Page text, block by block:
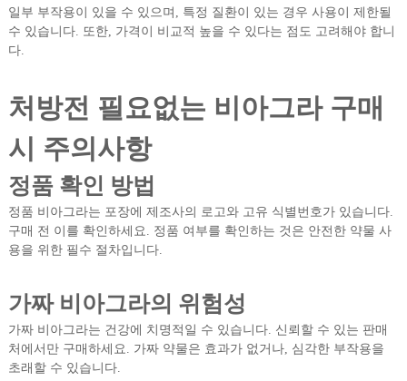
일부 부작용이 있을 수 있으며, 특정 질환이 있는 경우 사용이 제한될
수 있습니다. 또한, 가격이 비교적 높을 수 있다는 점도 고려해야 합니
다.
처방전 필요없는 비아그라 구매
시 주의사항
정품 확인 방법
정품 비아그라는 포장에 제조사의 로고와 고유 식별번호가 있습니다.
구매 전 이를 확인하세요. 정품 여부를 확인하는 것은 안전한 약물 사
용을 위한 필수 절차입니다.
가짜 비아그라의 위험성
가짜 비아그라는 건강에 치명적일 수 있습니다. 신뢰할 수 있는 판매
처에서만 구매하세요. 가짜 약물은 효과가 없거나, 심각한 부작용을
초래할 수 있습니다.